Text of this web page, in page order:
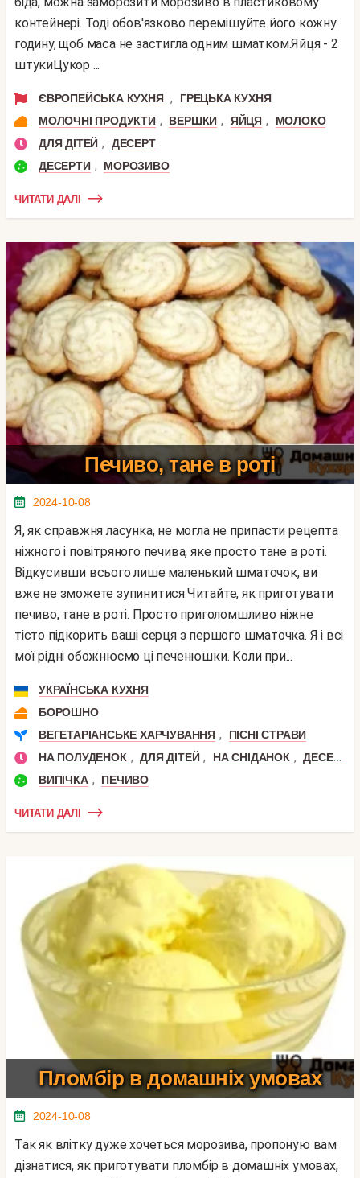
контейнері. Тоді обов'язково перемішуйте його кожну
годину, щоб маса не застигла одним шматком.Яйця - 2
штукиЦукор ...
ЄВРОПЕЙСЬКА КУХНЯ ,
ГРЕЦЬКА КУХНЯ
МОЛОЧНІ ПРОДУКТИ , ВЕРШКИ , ЯЙЦЯ ,
МОЛОКО
ДЛЯ ДІТЕЙ ,
ДЕСЕРТ
ДЕСЕРТИ , МОРОЗИВО
ЧИТАТИ ДАЛІ
Печиво, тане в роті
2024-10-08
Я, як справжня ласунка, не могла не припасти рецепта
ніжного і повітряного печива, яке просто тане в роті.
Відкусивши всього лише маленький шматочок, ви
вже не зможете зупинитися.Читайте, як приготувати
печиво, тане в роті. Просто приголомшливо ніжне
тісто підкорить ваші серця з першого шматочка. Я і всі
мої рідні обожнюємо ці печенюшки. Коли при...
УКРАЇНСЬКА КУХНЯ
БОРОШНО
ВЕГЕТАРІАНСЬКЕ ХАРЧУВАННЯ ,
ПІСНІ СТРАВИ
НА ПОЛУДЕНОК , ДЛЯ ДІТЕЙ , НА СНІДАНОК , ДЕСЕРТ
ВИПІЧКА , ПЕЧИВО
ЧИТАТИ ДАЛІ
Пломбір в домашніх умовах
2024-10-08
Так як влітку дуже хочеться морозива, пропоную вам
дізнатися, як приготувати пломбір в домашніх умовах,